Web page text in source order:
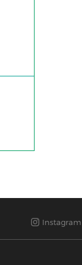
Instagram